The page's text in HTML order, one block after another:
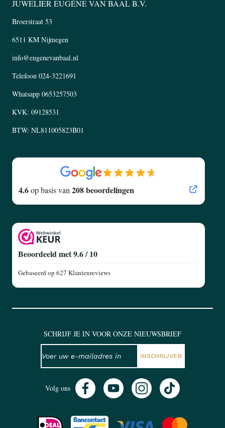
JUWELIER EUGÈNE VAN BAAL B.V.
Broerstraat 53
6511 KM Nijmegen
info@eugenevanbaal.nl
Telefoon 024-3221691
Whatsapp 0653257503
KVK: 09128531
BTW: NL811005823B01
4.6op basis van 208 beoordelingen
Beoordeeld met 9.6 / 10
Gebaseerd op 627 Klantenreviews
SCHRIJF JE IN VOOR ONZE NIEUWSBRIEF
INSCHRIJVEN
Volg ons